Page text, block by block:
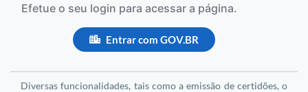
Efetue o seu login para acessar a página.
Entrar com GOV.BR
Diversas funcionalidades, tais como a emissão de certidões, o